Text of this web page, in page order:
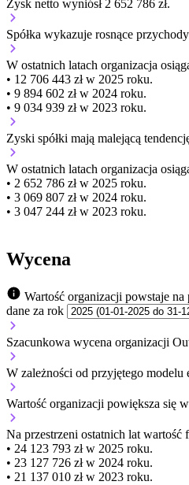
Zysk netto wyniósł 2 652 786 zł.
Spółka wykazuje rosnące
W ostatnich latach organizacja
• 12 706 443 zł w 2025 roku.
• 9 894 602 zł w 2024 roku.
• 9 034 939 zł w 2023 roku.
Zyski spółki mają malejącą
W ostatnich latach organizacja
• 2 652 786 zł w 2025 roku.
• 3 069 807 zł w 2024 roku.
• 3 047 244 zł w 2023 roku.
Wycena
Wartość organizacji powstaje
dane za rok
Szacunkowa wycena organizacji
W zależności od przyjętego modelu
Wartość organizacji powiększa się
Na przestrzeni ostatnich lat wartość
• 24 123 793 zł w 2025 roku.
• 23 127 726 zł w 2024 roku.
• 21 137 010 zł w 2023 roku.